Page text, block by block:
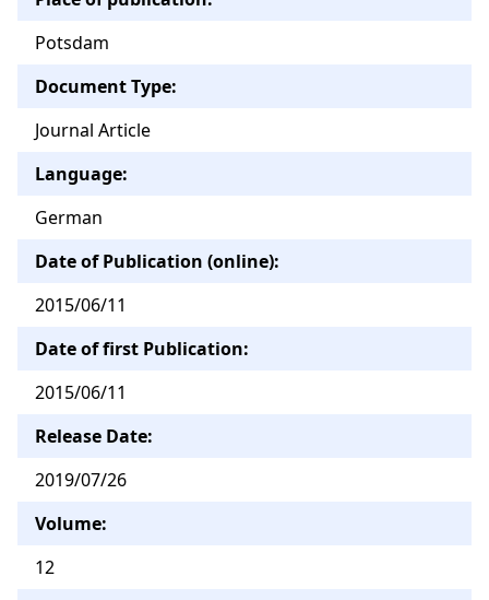
Potsdam
Document Type:
Journal Article
Language:
German
Date of Publication (online):
2015/06/11
Date of first Publication:
2015/06/11
Release Date:
2019/07/26
Volume:
12